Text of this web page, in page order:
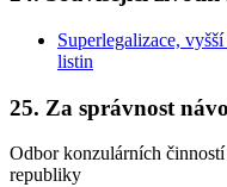
Superlegalizace,
listin
25. Za správnost
Odbor konzulárních
republiky